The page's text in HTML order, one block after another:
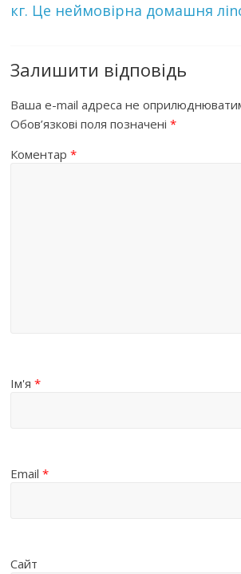
кг. Це неймовірна домашня
Залишити відповідь
Ваша e-mail адреса не
Обов’язкові поля позначені*
Коментар*
Ім'я*
Email*
Сайт